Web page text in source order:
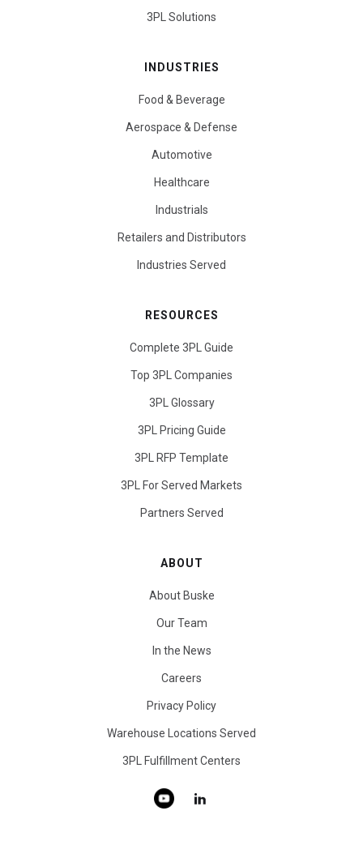
3PL Solutions
INDUSTRIES
Food & Beverage
Aerospace & Defense
Automotive
Healthcare
Industrials
Retailers and Distributors
Industries Served
RESOURCES
Complete 3PL Guide
Top 3PL Companies
3PL Glossary
3PL Pricing Guide
3PL RFP Template
3PL For Served Markets
Partners Served
ABOUT
About Buske
Our Team
In the News
Careers
Privacy Policy
Warehouse Locations Served
3PL Fulfillment Centers